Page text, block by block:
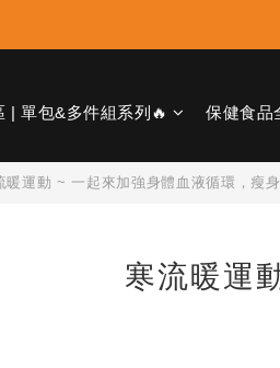
| 單包&多件組系列🔥 保健食品
暖運動 ~ 一起來加強身體血液循環，瘦
寒流暖運